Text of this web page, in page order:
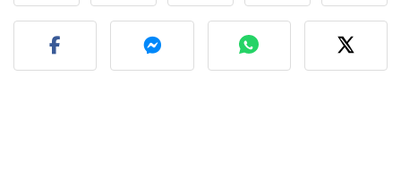
Fez esta receita?